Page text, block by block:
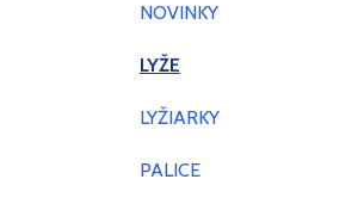
NOVINKY
LYŽE
LYŽIARKY
PALICE